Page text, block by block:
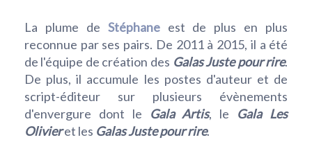
La plume de Stéphaneest de plus en plus
reconnue par ses pairs. De 2011 à 2015, il a été
de l'équipe de création des Galas Juste pour rire.
De plus, il accumule les postes d'auteur et de
script-éditeur sur plusieurs évènements
d'envergure dont le
Gala Artis, le Gala Les
Olivieret les Galas Juste pour rire.